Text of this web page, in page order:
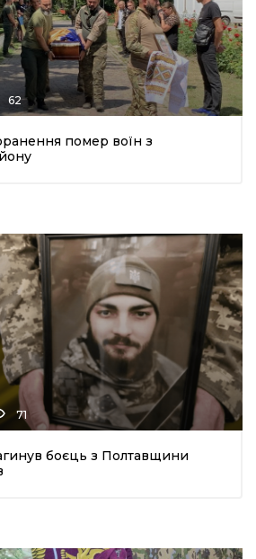
62
помер воїн з
71
боєць з Полтавщини